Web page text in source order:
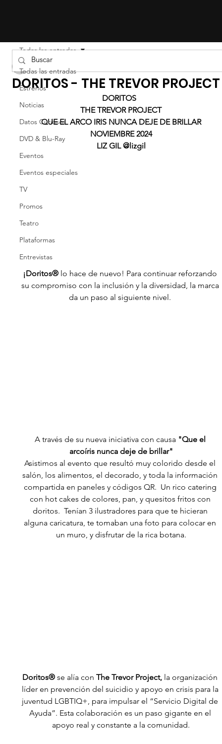
Todas las entradas
Estrenos
Noticias
Datos Curiosos
DVD & Blu-Ray
Eventos
Eventos especiales
TV
Promos
Teatro
Plataformas
Entrevistas
Todas las entradas
DORITOS - THE TREVOR PROJECT
DORITOS
THE TREVOR PROJECT
QUE EL ARCO IRIS NUNCA DEJE DE BRILLAR
NOVIEMBRE 2024
LIZ GIL @lizgil
¡Doritos® lo hace de nuevo! Para continuar reforzando
su compromiso con la inclusión y la diversidad, la marca
da un paso al siguiente nivel.
A través de su nueva iniciativa con causa "Que el
arcoíris nunca deje de brillar"
Asistimos al evento que resultó muy colorido desde el
salón, los alimentos, el decorado, y toda la información
compartida en paneles y códigos QR.  Un rico catering
con hot cakes de colores, pan, y quesitos fritos con
doritos.  Tenían 3 ilustradores para que te hicieran
alguna caricatura, te tomaban una foto para colocar en
un muro, y disfrutar de la rica botana.
Doritos® se alía con The Trevor Project, la organización
líder en prevención del suicidio y apoyo en crisis para la
juventud LGBTIQ+, para impulsar el “Servicio Digital de
Ayuda”. Esta colaboración es un paso gigante en el
apoyo real y constante a la comunidad.